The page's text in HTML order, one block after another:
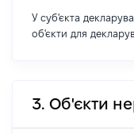
У суб'єкта
об'єкти для
3. Об'єкти